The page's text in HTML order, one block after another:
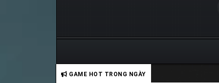
GAME HOT TRONG NGÀY